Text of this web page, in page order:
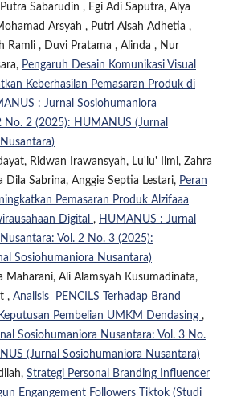
Sabarudin , Egi Adi Saputra, Alya
Arsyah , Putri Aisah Adhetia ,
Ramli , Duvi Pratama , Alinda , Nur
Pengaruh Desain Komunikasi Visual
Keberhasilan Pemasaran Produk di
: Jurnal Sosiohumaniora
No. 2 (2025): HUMANUS (Jurnal
Ridwan Irawansyah, Lu'lu' Ilmi, Zahra
Dila Sabrina, Anggie Septia Lestari, Peran
Pemasaran Produk Alzifaaa
Digital , HUMANUS : Jurnal
Vol. 2 No. 3 (2025):
Sosiohumaniora Nusantara)
Maharani, Ali Alamsyah Kusumadinata,
, Analisis PENCILS Terhadap Brand
Pembelian UMKM Dendasing ,
Sosiohumaniora Nusantara: Vol. 3 No.
(Jurnal Sosiohumaniora Nusantara)
Strategi Personal Branding Influencer
Engangement Followers Tiktok (Studi